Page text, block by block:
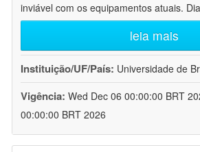
inviável com os equipamentos atuais.
leia mais
Instituição/UF/País: Universidade de
Vigência: Wed Dec 06 00:00:00 BRT
00:00:00 BRT 2026